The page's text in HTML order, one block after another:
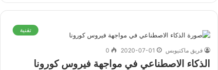
تقنية
فريق ماكتيوبس 2020-07-01
0
الذكاء الاصطناعي في مواجهة فيروس كورونا